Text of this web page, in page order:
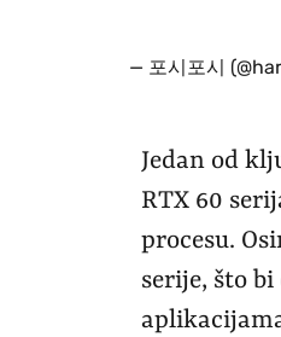
— 포시포시
Jedan od
RTX 60
procesu.
serije, što